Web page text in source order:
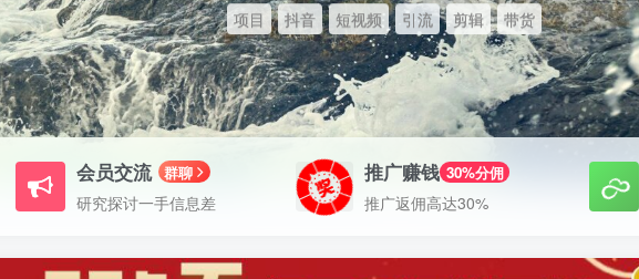
项目 抖音 短视频 引流 剪辑 带货
会员交流 群聊
研究探讨一手信息差
推广赚钱 30%分佣
推广返佣高达30%